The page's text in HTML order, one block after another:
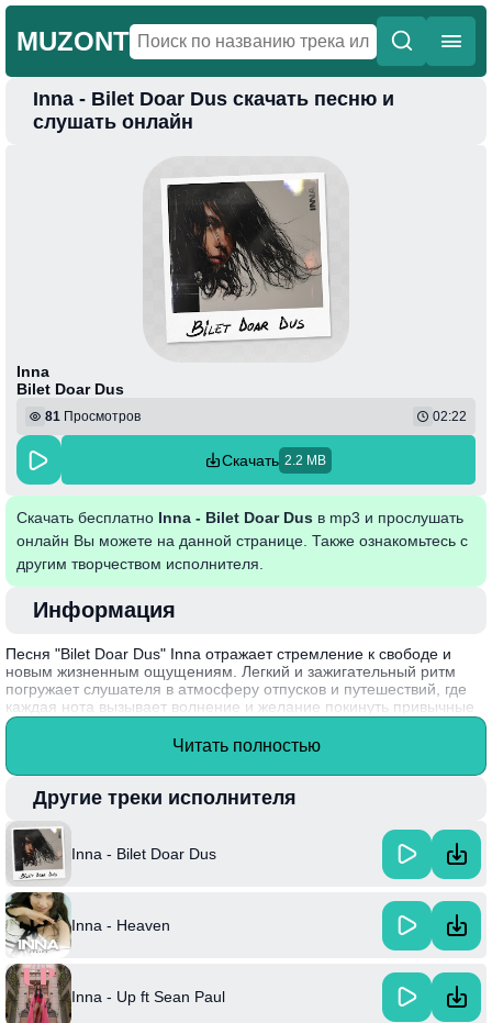
MUZONT
Главная
Inna - Bilet Doar Dus скачать песню и
слушать онлайн
Inna
Bilet Doar Dus
81 Просмотров 02:22
Скачать 2.2 MB
Скачать бесплатно Inna - Bilet Doar Dus в mp3 и прослушать
онлайн Вы можете на данной странице. Также ознакомьтесь с
другим творчеством исполнителя.
Информация
Песня "Bilet Doar Dus" Inna отражает стремление к свободе и
новым жизненным ощущениям. Легкий и зажигательный ритм
погружает слушателя в атмосферу отпусков и путешествий, где
каждая нота вызывает волнение и желание покинуть привычные
рамки. Текст песни наполнен образами, которые подчеркивают
желание оставить все за спиной и отправиться навстречу
настроение, способствующее беззаботному отдыху и радости.
Интересный факт: Inna, настоящая имя которой — Елена
Александра Александру, впервые завоевала мировую
популярность с хитом "Hot" в 2009 году и с тех пор остается
одним из самых известных артистов электронной дэнс музыки.
Читать полностью
Другие треки исполнителя
Inna - Bilet Doar Dus
Inna - Heaven
Inna - Up ft Sean Paul